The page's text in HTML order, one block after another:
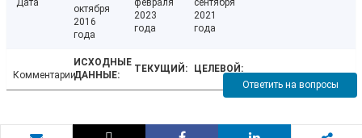
Дата
октября
2016
года
февраля
2023
года
сентября
2021
года
Комментарии
Ответить на вопросы